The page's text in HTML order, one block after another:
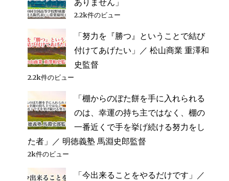
ありません」
2.2k件のビュー
「努力を『勝つ』ということで結び
付けてあげたい」／ 松山商業 重澤和
史監督
2.2k件のビュー
「棚からのぼた餅を手に入れられる
のは、幸運の持ち主ではなく、棚の
一番近くで手を挙げ続ける努力をし
た者」／ 明徳義塾 馬淵史郎監督
2k件のビュー
「今出来ることをやるだけです」／